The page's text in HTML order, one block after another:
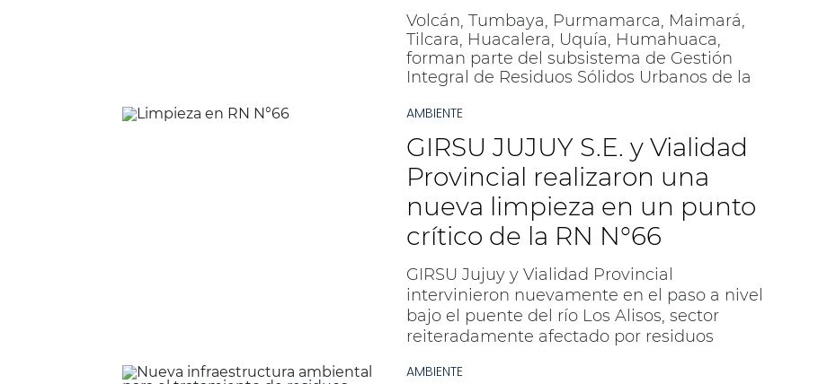
Volcán, Tumbaya, Purmamarca, Maimará,
Tilcara, Huacalera, Uquía, Humahuaca,
forman parte del subsistema de Gestión
Integral de Residuos Sólidos Urbanos de la
provincia en el marco de su política de
corresponsabilidad y que es ejecutada por el
Ministerio de Ambiente y Cambio Climático y
la empresa GIRSU Jujuy S.E.
AMBIENTE
GIRSU JUJUY S.E. y Vialidad
Provincial realizaron una
nueva limpieza en un punto
crítico de la RN N°66
GIRSU Jujuy y Vialidad Provincial
intervinieron nuevamente en el paso a nivel
bajo el puente del río Los Alisos, sector
reiteradamente afectado por residuos
AMBIENTE